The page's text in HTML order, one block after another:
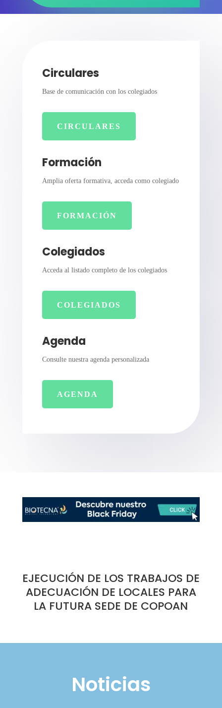
Circulares
Base de comunicación con los colegiados
CIRCULARES
Formación
Amplia oferta formativa, acceda como colegiado
FORMACIÓN
Colegiados
Acceda al listado completo de los colegiados
COLEGIADOS
Agenda
Consulte nuestra agenda personalizada
AGENDA
EJECUCIÓN DE LOS TRABAJOS DE
ADECUACIÓN DE LOCALES PARA
LA FUTURA SEDE DE COPOAN
Noticias